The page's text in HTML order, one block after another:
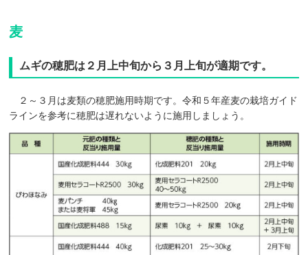
麦
ムギの穂肥は２月上中旬から３月上旬が適期です。
２～３月は麦類の穂肥施用時期です。令和５年産麦の栽培ガイド
ラインを参考に穂肥は遅れないように施用しましょう。